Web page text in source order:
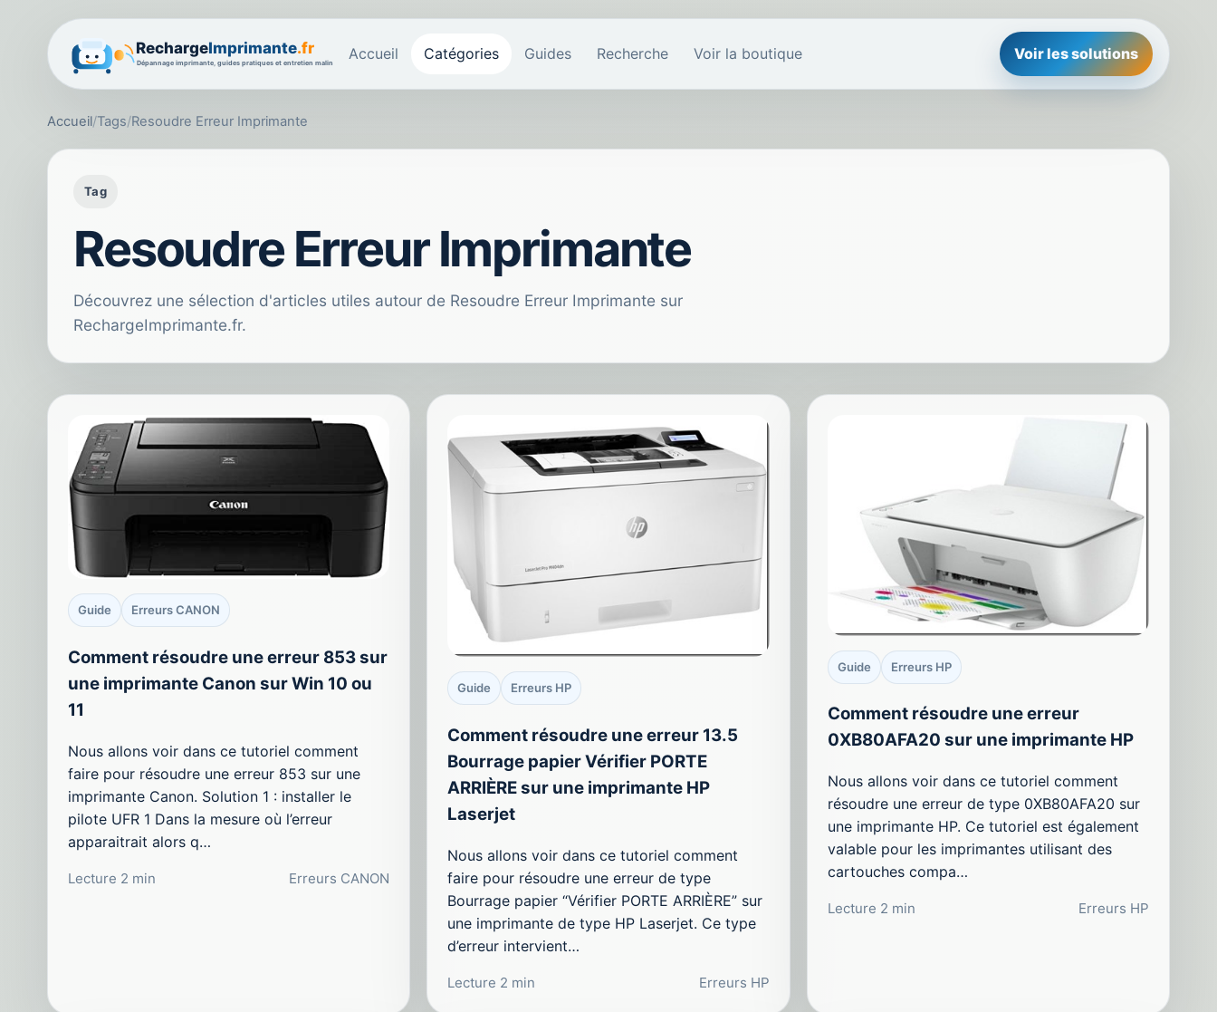
Accueil Catégories Guides Recherche Voir la boutique Voir les solutions
Accueil/Tags/Resoudre Erreur Imprimante
Tag
Resoudre Erreur Imprimante
Découvrez une sélection d'articles utiles autour de Resoudre Erreur Imprimante sur
RechargeImprimante.fr.
Guide Erreurs CANON
Comment résoudre une erreur 853 sur
une imprimante Canon sur Win 10 ou
11
Nous allons voir dans ce tutoriel comment
faire pour résoudre une erreur 853 sur une
imprimante Canon. Solution 1 : installer le
pilote UFR 1 Dans la mesure où l’erreur
apparaitrait alors q…
Lecture 2 min Erreurs CANON
Guide Erreurs HP
Comment résoudre une erreur 13.5
Bourrage papier Vérifier PORTE
ARRIÈRE sur une imprimante HP
Laserjet
Nous allons voir dans ce tutoriel comment
faire pour résoudre une erreur de type
Bourrage papier “Vérifier PORTE ARRIÈRE” sur
une imprimante de type HP Laserjet. Ce type
d’erreur intervient…
Lecture 2 min Erreurs HP
Guide Erreurs HP
Comment résoudre une erreur
0XB80AFA20 sur une imprimante HP
Nous allons voir dans ce tutoriel comment
résoudre une erreur de type 0XB80AFA20 sur
une imprimante HP. Ce tutoriel est également
valable pour les imprimantes utilisant des
cartouches compa…
Lecture 2 min Erreurs HP